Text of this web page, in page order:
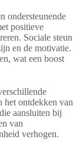
ondersteunende
positieve
Sociale steun
en de motivatie.
wat een boost
het ontdekken van
aansluiten bij
van
verhogen.